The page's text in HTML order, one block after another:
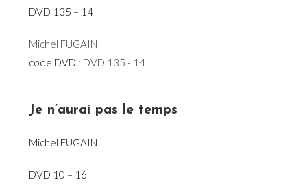
DVD 135 – 14
Michel FUGAIN
code DVD : DVD 135 - 14
Je n’aurai pas le temps
Michel FUGAIN
DVD 10 – 16